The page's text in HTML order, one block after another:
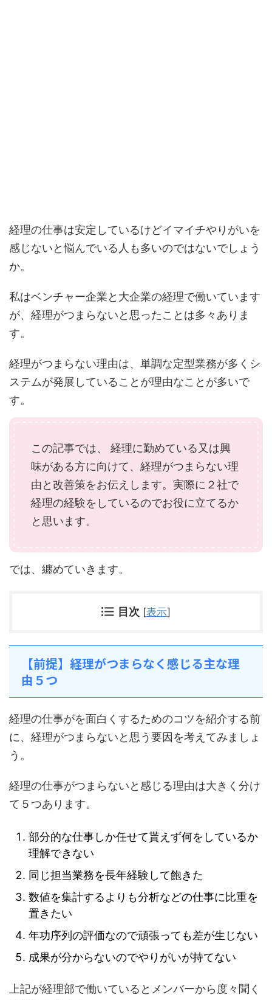
経理の仕事は安定しているけどイマイチやりがいを
感じないと悩んでいる人も多いのではないでしょう
か。
私はベンチャー企業と大企業の経理で働いています
が、経理がつまらないと思ったことは多々ありま
す。
経理がつまらない理由は、単調な定型業務が多くシ
ステムが発展していることが理由なことが多いで
す。
この記事では、 経理に勤めている又は興
味がある方に向けて、経理がつまらない理
由と改善策をお伝えします。実際に２社で
経理の経験をしているのでお役に立てるか
と思います。
では、纏めていきます。
目次 [表示]
【前提】経理がつまらなく感じる主な理
由５つ
経理の仕事がを面白くするためのコツを紹介する前
に、経理がつまらないと思う要因を考えてみましょ
う。
経理の仕事がつまらないと感じる理由は大きく分け
て５つあります。
部分的な仕事しか任せて貰えず何をしているか
理解できない
同じ担当業務を長年経験して飽きた
数値を集計するよりも分析などの仕事に比重を
置きたい
年功序列の評価なので頑張っても差が生じない
成果が分からないのでやりがいが持てない
上記が経理部で働いているとメンバーから度々聞く